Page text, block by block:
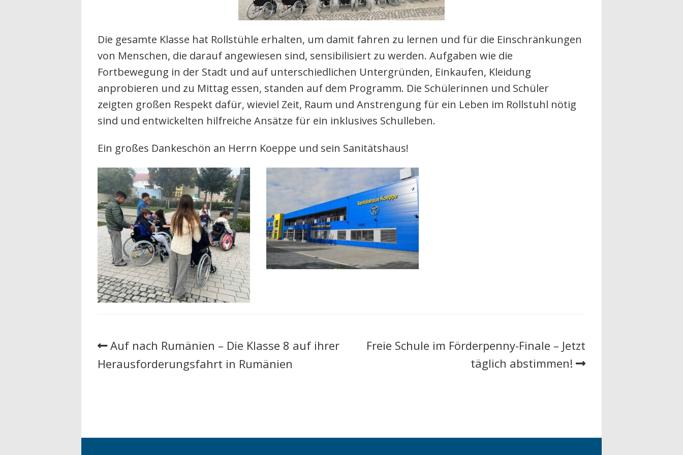
Die gesamte Klasse hat Rollstühle erhalten, um damit fahren zu lernen und für die Einschränkungen
von Menschen, die darauf angewiesen sind, sensibilisiert zu werden. Aufgaben wie die
Fortbewegung in der Stadt und auf unterschiedlichen Untergründen, Einkaufen, Kleidung
anprobieren und zu Mittag essen, standen auf dem Programm. Die Schülerinnen und Schüler
zeigten großen Respekt dafür, wieviel Zeit, Raum und Anstrengung für ein Leben im Rollstuhl nötig
sind und entwickelten hilfreiche Ansätze für ein inklusives Schulleben.
Ein großes Dankeschön an Herrn Koeppe und sein Sanitätshaus!
Auf nach Rumänien – Die Klasse 8 auf ihrer
Herausforderungsfahrt in Rumänien
Freie Schule im Förderpenny-Finale – Jetzt
täglich abstimmen!